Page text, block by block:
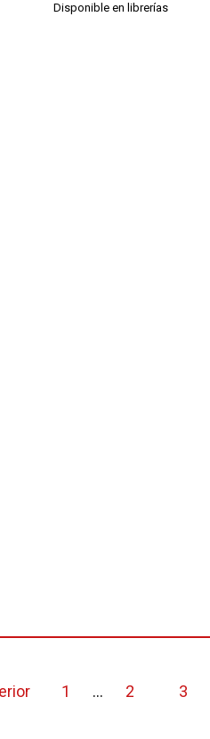
Disponible en librerías
1 ... 2 3